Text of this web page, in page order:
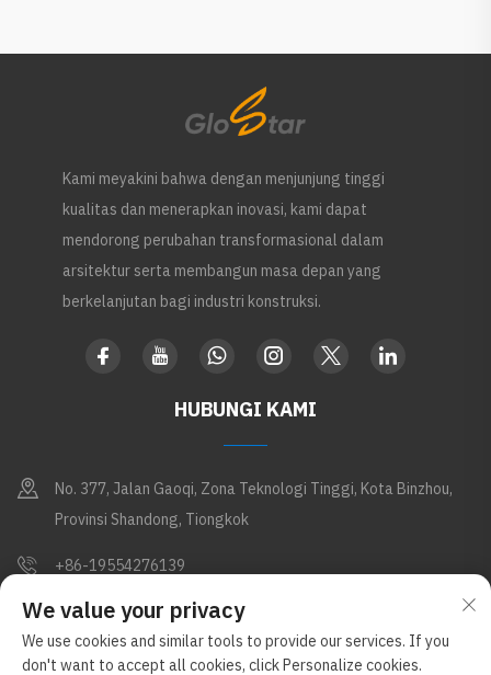
Kami meyakini bahwa dengan menjunjung tinggi
kualitas dan menerapkan inovasi, kami dapat
mendorong perubahan transformasional dalam
arsitektur serta membangun masa depan yang
berkelanjutan bagi industri konstruksi.
HUBUNGI KAMI
No. 377, Jalan Gaoqi, Zona Teknologi Tinggi, Kota Binzhou,
Provinsi Shandong, Tiongkok
+86-19554276139
[email protected]
We value your privacy
We use cookies and similar tools to provide our services. If you
don't want to accept all cookies, click Personalize cookies.